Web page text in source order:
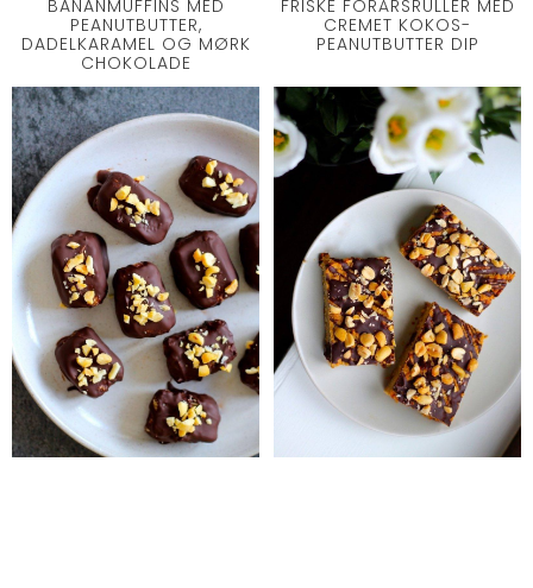
BANANMUFFINS MED
PEANUTBUTTER,
DADELKARAMEL OG MØRK
CHOKOLADE
FRISKE FORÅRSRULLER MED
CREMET KOKOS-
PEANUTBUTTER DIP